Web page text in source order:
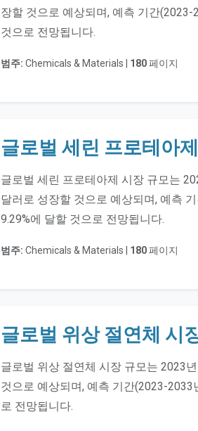
장할 것으로 예상되며, 예측 기간(2023-
것으로 전망됩니다.
범주: Chemicals & Materials | 180페이지
글로벌 세린 프로테아
글로벌 세린 프로테아제 시장 규모는
달러로 성장할 것으로 예상되며, 예측
9.29%에 달할 것으로 전망됩니다.
범주: Chemicals & Materials | 180페이지
글로벌 위상 절연체 시
글로벌 위상 절연체 시장 규모는 2023
것으로 예상되며, 예측 기간(2023-2033
로 전망됩니다.